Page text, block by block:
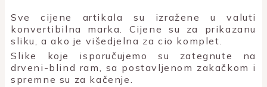
Sve cijene artikala su izražene u valuti
konvertibilna marka. Cijene su za prikazanu
sliku, a ako je višedjelna za cio komplet.
Slike koje isporučujemo su zategnute na
drveni-blind ram, sa postavljenom zakačkom i
spremne su za kačenje.